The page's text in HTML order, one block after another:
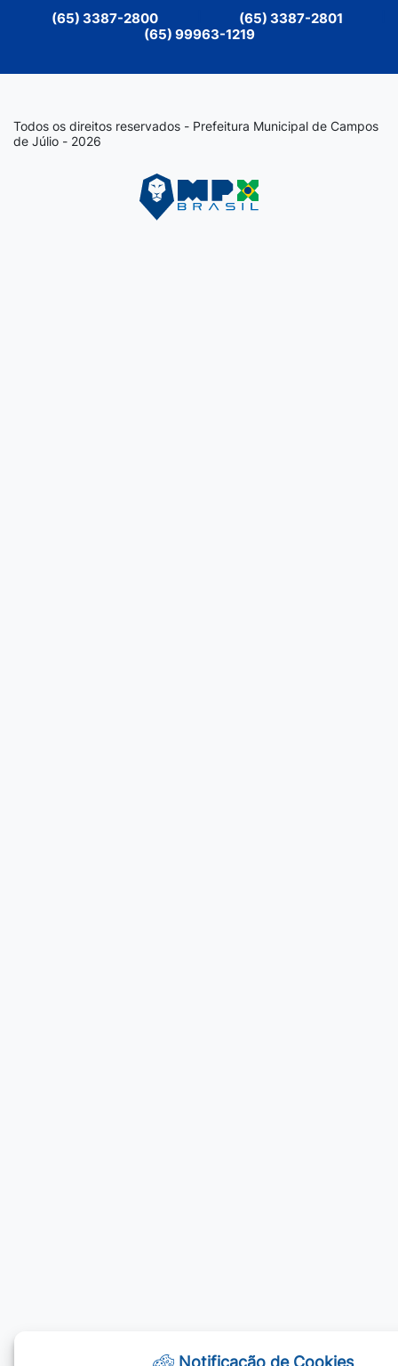
(65) 3387-2800 (65) 3387-2801
(65) 99963-1219
Todos os direitos reservados - Prefeitura Municipal de Campos
de Júlio - 2026
Notificação de Cookies